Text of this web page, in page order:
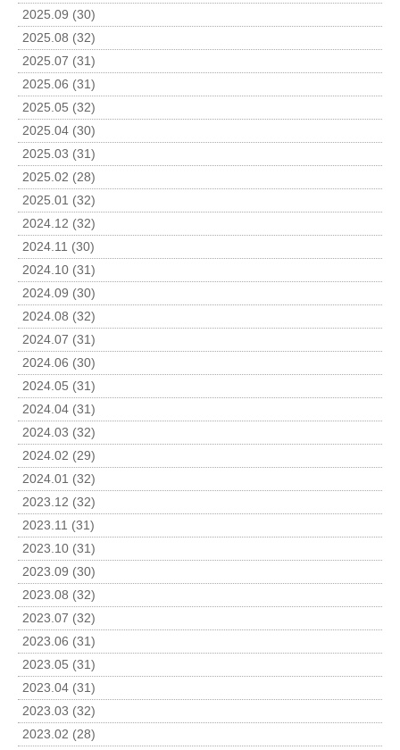
2025.09 (30)
2025.08 (32)
2025.07 (31)
2025.06 (31)
2025.05 (32)
2025.04 (30)
2025.03 (31)
2025.02 (28)
2025.01 (32)
2024.12 (32)
2024.11 (30)
2024.10 (31)
2024.09 (30)
2024.08 (32)
2024.07 (31)
2024.06 (30)
2024.05 (31)
2024.04 (31)
2024.03 (32)
2024.02 (29)
2024.01 (32)
2023.12 (32)
2023.11 (31)
2023.10 (31)
2023.09 (30)
2023.08 (32)
2023.07 (32)
2023.06 (31)
2023.05 (31)
2023.04 (31)
2023.03 (32)
2023.02 (28)